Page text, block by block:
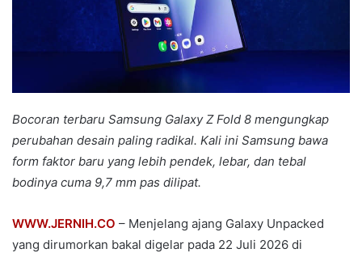
Bocoran terbaru Samsung Galaxy Z Fold 8 mengungkap
perubahan desain paling radikal. Kali ini Samsung bawa
form faktor baru yang lebih pendek, lebar, dan tebal
bodinya cuma 9,7 mm pas dilipat.
WWW.JERNIH.CO – Menjelang ajang Galaxy Unpacked
yang dirumorkan bakal digelar pada 22 Juli 2026 di